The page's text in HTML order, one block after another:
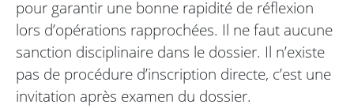
pour garantir une bonne rapidité de réflexion
lors d’opérations rapprochées. Il ne faut aucune
sanction disciplinaire dans le dossier. Il n’existe
pas de procédure d’inscription directe, c’est une
invitation après examen du dossier.